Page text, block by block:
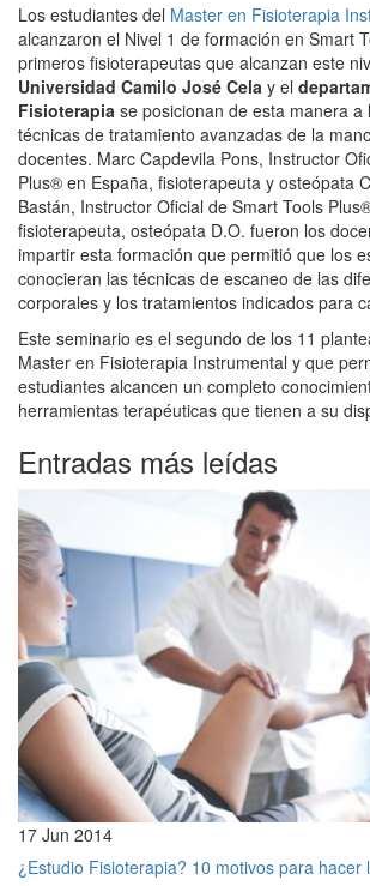
Los estudiantes del Master en Fisioterapia
alcanzaron el Nivel 1 de formación en Smart
primeros fisioterapeutas que alcanzan este
Universidad Camilo José Cela y el
Fisioterapia se posicionan de esta manera a
técnicas de tratamiento avanzadas de la
docentes. Marc Capdevila Pons, Instructor
Plus® en España, fisioterapeuta y osteópata
Bastán, Instructor Oficial de Smart Tools
fisioterapeuta, osteópata D.O. fueron los
impartir esta formación que permitió que los
conocieran las técnicas de escaneo de las
corporales y los tratamientos indicados para
Este seminario es el segundo de los 11
Master en Fisioterapia Instrumental y que
estudiantes alcancen un completo
herramientas terapéuticas que tienen a su
Entradas más leídas
17 Jun 2014
¿Estudio Fisioterapia? 10 motivos para hacer